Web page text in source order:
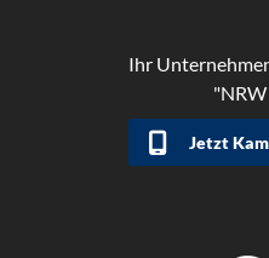
Ihr
"NRW
Jetzt